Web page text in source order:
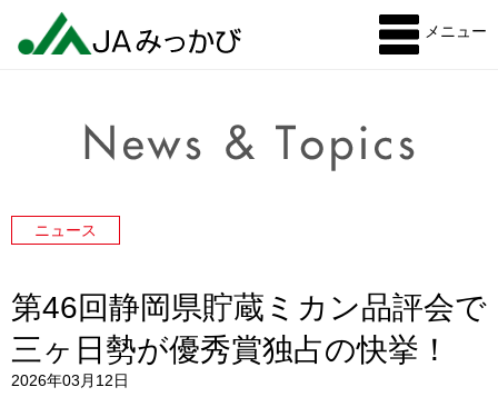
メニュー
ニュース
第46回静岡県貯蔵ミカン品評会で
三ヶ日勢が優秀賞独占の快挙！
2026年03月12日